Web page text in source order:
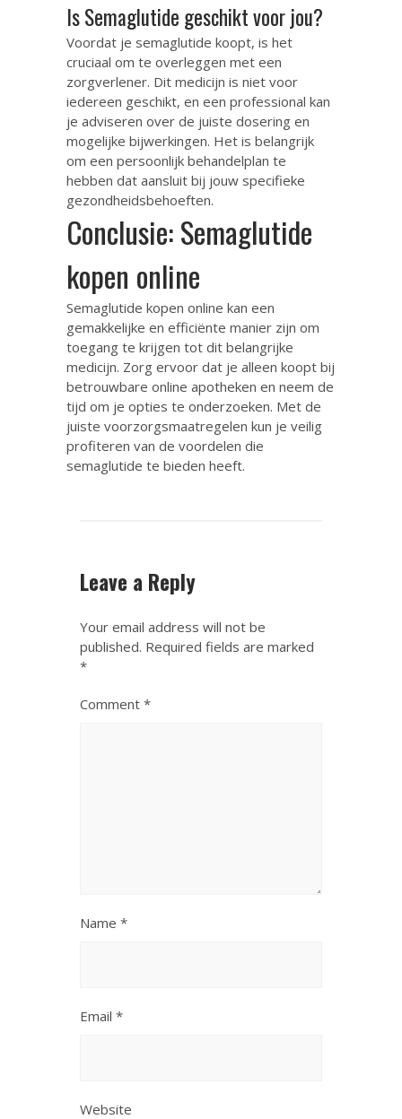
Is Semaglutide geschikt voor jou?
Voordat je semaglutide koopt, is het
cruciaal om te overleggen met een
zorgverlener. Dit medicijn is niet voor
iedereen geschikt, en een professional kan
je adviseren over de juiste dosering en
mogelijke bijwerkingen. Het is belangrijk
om een persoonlijk behandelplan te
hebben dat aansluit bij jouw specifieke
gezondheidsbehoeften.
Conclusie: Semaglutide
kopen online
Semaglutide kopen online kan een
gemakkelijke en efficiënte manier zijn om
toegang te krijgen tot dit belangrijke
medicijn. Zorg ervoor dat je alleen koopt bij
betrouwbare online apotheken en neem de
tijd om je opties te onderzoeken. Met de
juiste voorzorgsmaatregelen kun je veilig
profiteren van de voordelen die
semaglutide te bieden heeft.
Leave a Reply
Your email address will not be
published. Required fields are marked
*
Comment *
Name *
Email *
Website